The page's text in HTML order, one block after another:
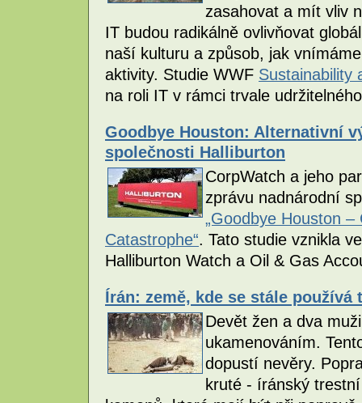
zasahovat a mít vliv
IT budou radikálně ovlivňovat
naší kulturu a způsob, jak
aktivity. Studie WWF Sustainability
na roli IT v rámci trvale
Goodbye Houston: Alternativní
společnosti Halliburton
CorpWatch a jeho
zprávu nadnárodní
„Goodbye Houston
Catastrophe“. Tato studie vznikla
Halliburton Watch a Oil & Gas
Írán: země, kde se stále
Devět žen a dva
ukamenováním.
dopustí nevěry.
kruté - íránský